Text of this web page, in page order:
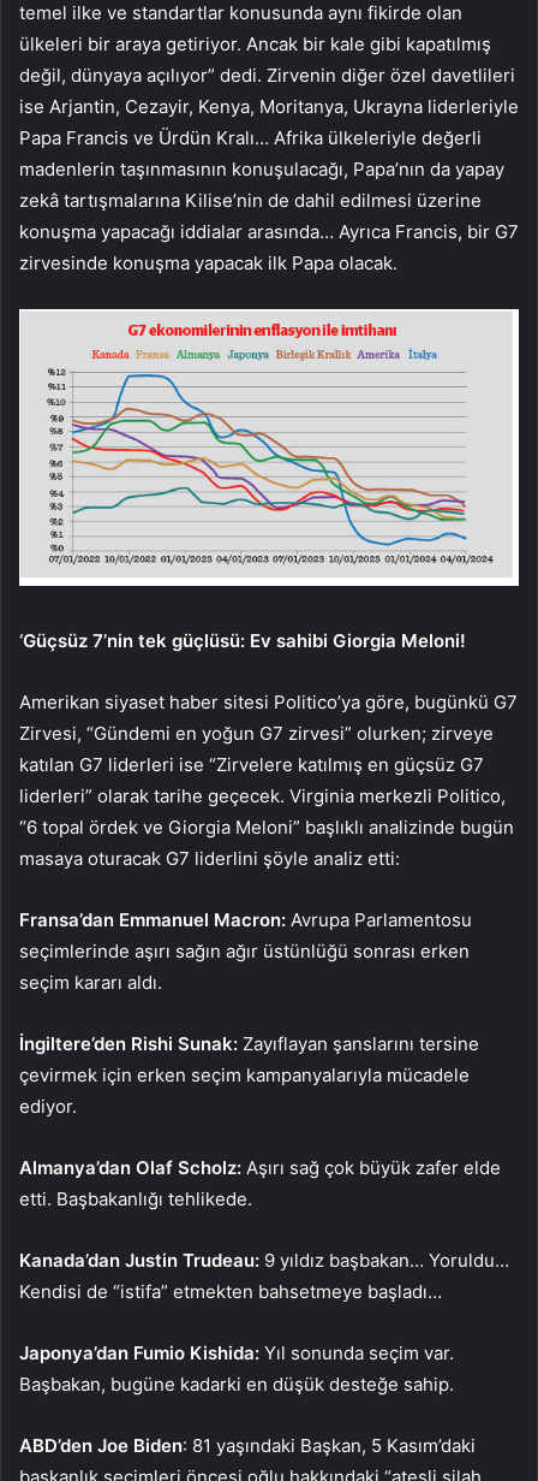
temel ilke ve standartlar konu­sunda aynı fikirde olan
ülkele­ri bir araya getiriyor. Ancak bir kale gibi kapatılmış
değil, dün­yaya açılıyor” dedi. Zirvenin di­ğer özel davetlileri
ise Arjan­tin, Cezayir, Kenya, Moritan­ya, Ukrayna liderleriyle
Papa Francis ve Ürdün Kralı… Afri­ka ülkeleriyle değerli
maden­lerin taşınmasının konuşula­cağı, Papa’nın da yapay
zekâ tartışmalarına Kilise’nin de dahil edilmesi üzerine
konuş­ma yapacağı iddialar arasın­da… Ayrıca Francis, bir G7
zir­vesinde konuşma yapacak ilk Papa olacak.
‘Güçsüz 7’nin tek güçlüsü: Ev sahibi Giorgia Meloni!
Amerikan siyaset haber site­si Politico’ya göre, bugün­kü G7
Zirvesi, “Gündemi en yoğun G7 zirvesi” olurken; zirveye
katılan G7 liderleri ise “Zirvelere katılmış en güçsüz G7
liderleri” olarak tarihe ge­çecek. Virginia merkezli Poli­tico,
“6 topal ördek ve Giorgia Meloni” başlıklı analizinde bugün
masaya oturacak G7 liderlini şöyle analiz etti:
Fransa’dan Emmanuel Macron: Avrupa Parlamen­tosu
seçimlerinde aşırı sağın ağır üstünlüğü sonrası erken
seçim kararı aldı.
İngiltere’den Rishi Sunak: Zayıflayan şanslarını tersine
çevirmek için erken seçim kampanyalarıyla mücadele
ediyor.
Almanya’dan Olaf Scholz: Aşırı sağ çok büyük zafer elde
et­ti. Başbakanlığı teh­likede.
Kanada’dan Justin Trudeau: 9 yıldız başbakan… Yoruldu…
Kendisi de “istifa” etmekten bahsetmeye başladı…
Japonya’dan Fumio Kis­hida: Yıl sonunda seçim var.
Başbakan, bugüne kadarki en düşük desteğe sahip.
ABD’den Joe Biden: 81 ya­şındaki Başkan, 5 Kasım’da­ki
başkanlık seçimleri öncesi oğlu hakkındaki “ateşli silah